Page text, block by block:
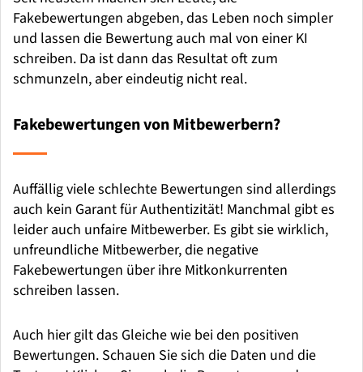
Fakebewertungen abgeben, das Leben noch simpler
und lassen die Bewertung auch mal von einer KI
schreiben. Da ist dann das Resultat oft zum
schmunzeln, aber eindeutig nicht real.
Fakebewertungen von Mitbewerbern?
Auffällig viele schlechte Bewertungen sind allerdings
auch kein Garant für Authentizität! Manchmal gibt es
leider auch unfaire Mitbewerber. Es gibt sie wirklich,
unfreundliche Mitbewerber, die negative
Fakebewertungen über ihre Mitkonkurrenten
schreiben lassen.
Auch hier gilt das Gleiche wie bei den positiven
Bewertungen. Schauen Sie sich die Daten und die